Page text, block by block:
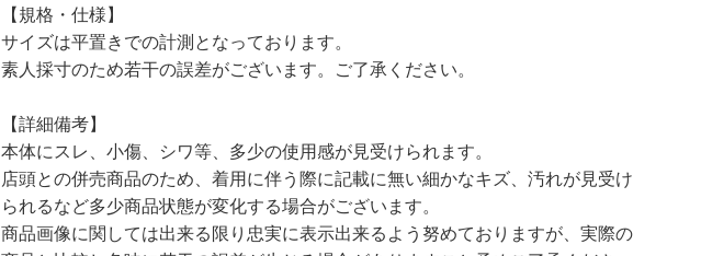
【規格・仕様】
サイズは平置きでの計測となっております。
素人採寸のため若干の誤差がございます。ご了承ください。
【詳細備考】
本体にスレ、小傷、シワ等、多少の使用感が見受けられます。
店頭との併売商品のため、着用に伴う際に記載に無い細かなキズ、汚れが見受け
られるなど多少商品状態が変化する場合がございます。
商品画像に関しては出来る限り忠実に表示出来るよう努めておりますが、実際の